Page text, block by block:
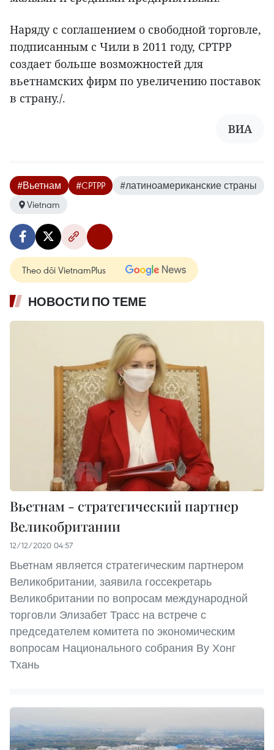
Наряду с соглашением о свободной торговле,
подписанным с Чили в 2011 году, CPTPP
создает больше возможностей для
вьетнамских фирм по увеличению поставок
в страну./.
ВИА
#Вьетнам #CPTPP
#латиноамериканские страны
Vietnam
Theo dõi VietnamPlus
НОВОСТИ ПО ТЕМЕ
Вьетнам - стратегический партнер
Великобритании
12/12/2020 04:57
Вьетнам является стратегическим партнером
Великобритании, заявила госсекретарь
Великобритании по вопросам международной
торговли Элизабет Трасс на встрече с
председателем комитета по экономическим
вопросам Национального собрания Ву Хонг
Тхань